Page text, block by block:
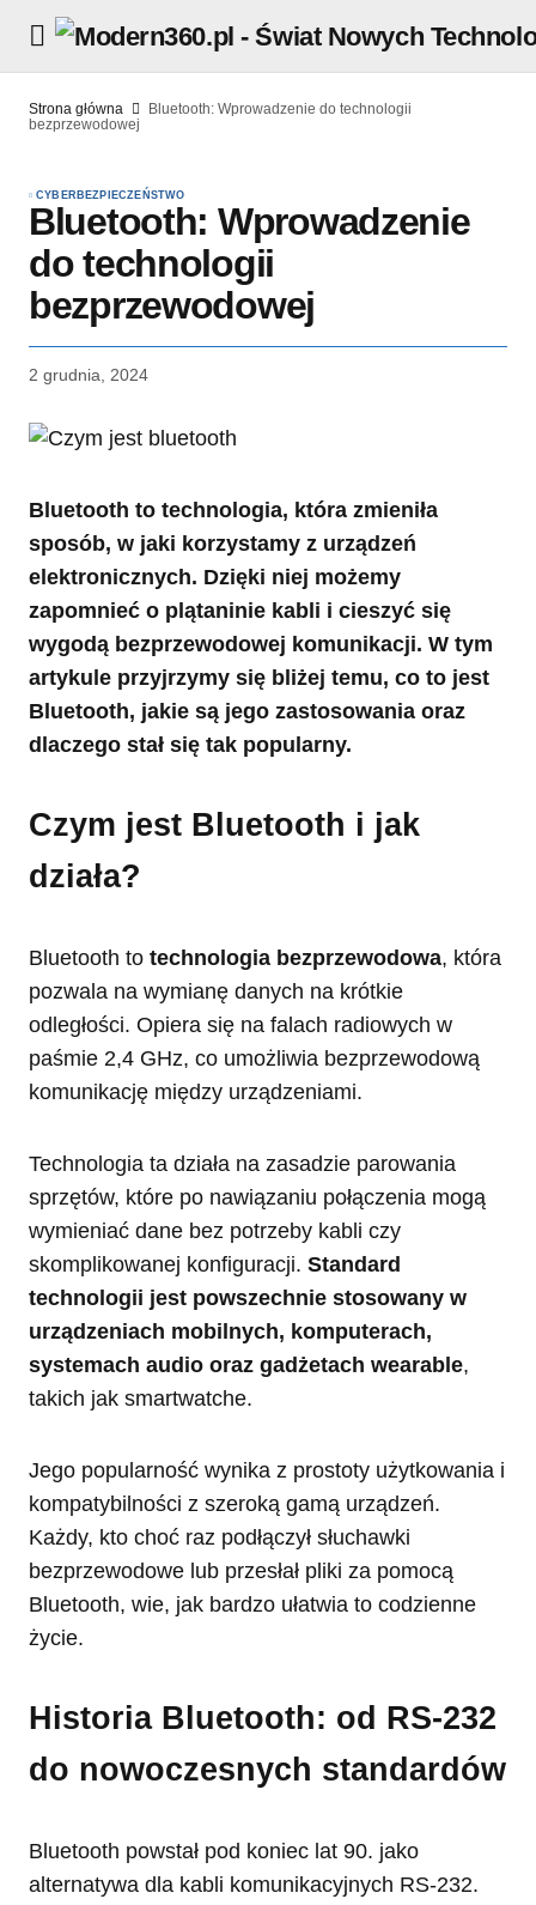
Strona główna
Bluetooth: Wprowadzenie do technologii
bezprzewodowej
CYBERBEZPIECZEŃSTWO
Bluetooth: Wprowadzenie
do technologii
bezprzewodowej
2 grudnia, 2024
Bluetooth to technologia, która zmieniła
sposób, w jaki korzystamy z urządzeń
elektronicznych. Dzięki niej możemy
zapomnieć o plątaninie kabli i cieszyć się
wygodą bezprzewodowej komunikacji. W tym
artykule przyjrzymy się bliżej temu, co to jest
Bluetooth, jakie są jego zastosowania oraz
dlaczego stał się tak popularny.
Czym jest Bluetooth i jak
działa?
Bluetooth to technologia bezprzewodowa, która
pozwala na wymianę danych na krótkie
odległości. Opiera się na falach radiowych w
paśmie 2,4 GHz, co umożliwia bezprzewodową
komunikację między urządzeniami.
Technologia ta działa na zasadzie parowania
sprzętów, które po nawiązaniu połączenia mogą
wymieniać dane bez potrzeby kabli czy
skomplikowanej konfiguracji. Standard
technologii jest powszechnie stosowany w
urządzeniach mobilnych, komputerach,
systemach audio oraz gadżetach wearable,
takich jak smartwatche.
Jego popularność wynika z prostoty użytkowania i
kompatybilności z szeroką gamą urządzeń.
Każdy, kto choć raz podłączył słuchawki
bezprzewodowe lub przesłał pliki za pomocą
Bluetooth, wie, jak bardzo ułatwia to codzienne
życie.
Historia Bluetooth: od RS-232
do nowoczesnych standardów
Bluetooth powstał pod koniec lat 90. jako
alternatywa dla kabli komunikacyjnych RS-232.